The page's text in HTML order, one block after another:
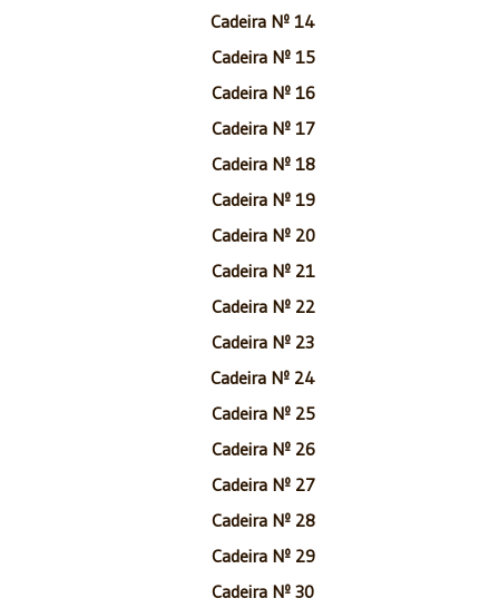
Cadeira Nº 14
Cadeira Nº 15
Cadeira Nº 16
Cadeira Nº 17
Cadeira Nº 18
Cadeira Nº 19
Cadeira Nº 20
Cadeira Nº 21
Cadeira Nº 22
Cadeira Nº 23
Cadeira Nº 24
Cadeira Nº 25
Cadeira Nº 26
Cadeira Nº 27
Cadeira Nº 28
Cadeira Nº 29
Cadeira Nº 30